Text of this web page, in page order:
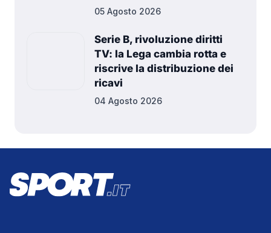
05 Agosto 2026
Serie B, rivoluzione diritti
TV: la Lega cambia rotta e
riscrive la distribuzione dei
ricavi
04 Agosto 2026